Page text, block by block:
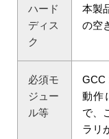
ハード
ディス
ク
本製
の空
必須モ
ジュー
ル等
GCC
動作
で、
ラリ